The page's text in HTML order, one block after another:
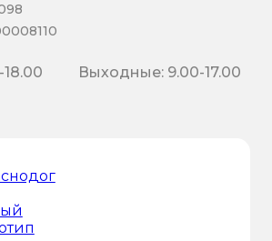
Выходные: 9.00-17.00